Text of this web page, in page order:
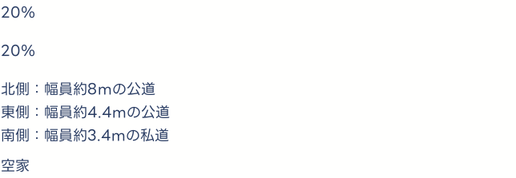
20％
20％
北側：幅員約8mの公道
東側：幅員約4.4mの公道
南側：幅員約3.4mの私道
空家